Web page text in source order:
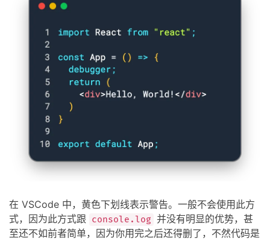
在 VSCode 中，黄色下划线表示警告。一般不会使用此方
式，因为此方式跟
console.log 并没有明显的优势，甚
至还不如前者简单，因为你用完之后还得删了，不然代码是